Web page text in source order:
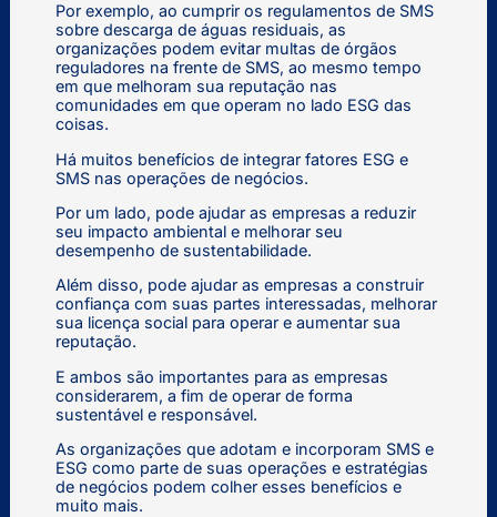
Por exemplo, ao cumprir os regulamentos de SMS
sobre descarga de águas residuais, as
organizações podem evitar multas de órgãos
reguladores na frente de SMS, ao mesmo tempo
em que melhoram sua reputação nas
comunidades em que operam no lado ESG das
coisas.
Há muitos benefícios de integrar fatores ESG e
SMS nas operações de negócios.
Por um lado, pode ajudar as empresas a reduzir
seu impacto ambiental e melhorar seu
desempenho de sustentabilidade.
Além disso, pode ajudar as empresas a construir
confiança com suas partes interessadas, melhorar
sua licença social para operar e aumentar sua
reputação.
E ambos são importantes para as empresas
considerarem, a fim de operar de forma
sustentável e responsável.
As organizações que adotam e incorporam SMS e
ESG como parte de suas operações e estratégias
de negócios podem colher esses benefícios e
muito mais.